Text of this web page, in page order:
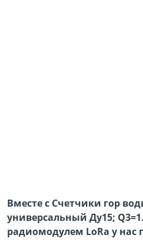
Вместе с Счетчики гор
универсальный Ду15;
радиомодулем LoRa у нас